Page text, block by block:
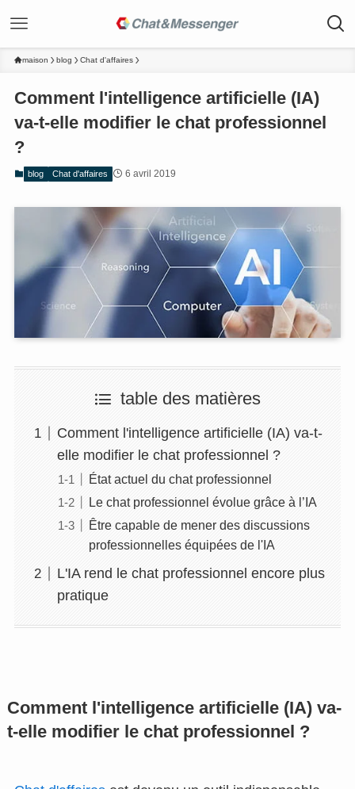
maison blog Chat d'affaires
Comment l'intelligence artificielle (IA)
va-t-elle modifier le chat professionnel
?
blog Chat d'affaires 6 avril 2019
table des matières
Comment l'intelligence artificielle (IA) va-t-
elle modifier le chat professionnel ?
État actuel du chat professionnel
Le chat professionnel évolue grâce à l’IA
Être capable de mener des discussions
professionnelles équipées de l'IA
L'IA rend le chat professionnel encore plus
pratique
Comment l'intelligence artificielle (IA) va-
t-elle modifier le chat professionnel ?